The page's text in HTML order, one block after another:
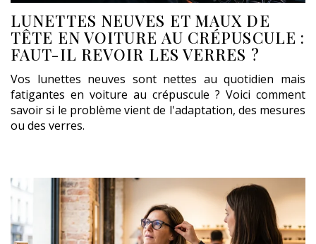
LUNETTES NEUVES ET MAUX DE
TÊTE EN VOITURE AU CRÉPUSCULE :
FAUT-IL REVOIR LES VERRES ?
Vos lunettes neuves sont nettes au quotidien mais
fatigantes en voiture au crépuscule ? Voici comment
savoir si le problème vient de l'adaptation, des mesures
ou des verres.